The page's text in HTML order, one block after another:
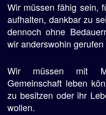
Wir müssen fähig sein,
aufhalten, dankbar zu
dennoch ohne
wir anderswohin
Wir müssen mit
Gemeinschaft leben
zu besitzen oder ihr
wollen.